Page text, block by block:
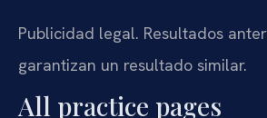
Publicidad legal. Resultados
garantizan un resultado similar.
All practice pages